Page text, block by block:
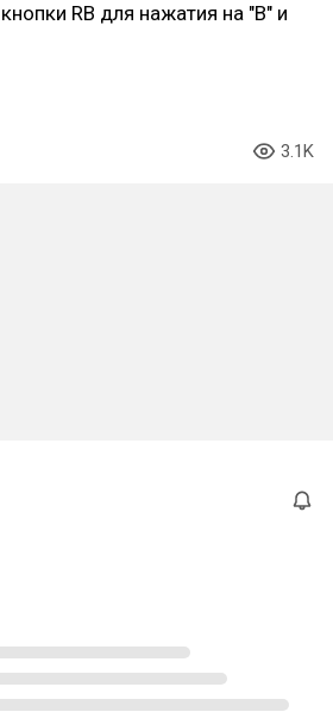
RB для нажатия на "B" и
3.1K